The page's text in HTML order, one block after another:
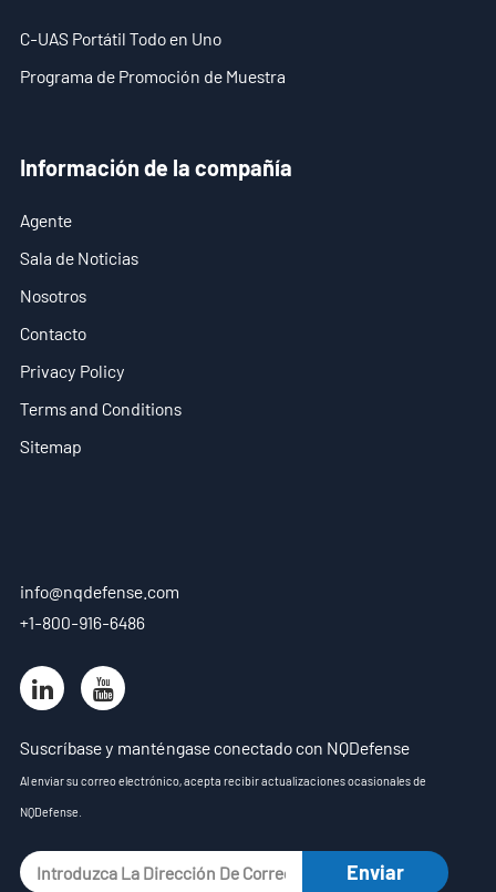
- Vídeo
Servicios
- C-UAS Portátil Todo en Uno
Nosotros
Contacto
C-UAS Portátil Todo en Uno
Programa de Promoción de Muestra
Información de la compañía
Agente
Sala de Noticias
Nosotros
Contacto
Privacy Policy
Terms and Conditions
Sitemap
info@nqdefense.com
+1-800-916-6486
Suscríbase y manténgase conectado con NQDefense
Al enviar su correo electrónico, acepta recibir actualizaciones ocasionales de
NQDefense.